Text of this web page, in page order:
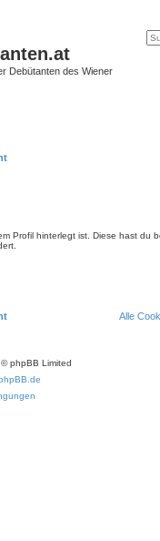
Debütanten des Wiener
Profil hinterlegt ist. Diese hast du
Alle
phpBB Limited